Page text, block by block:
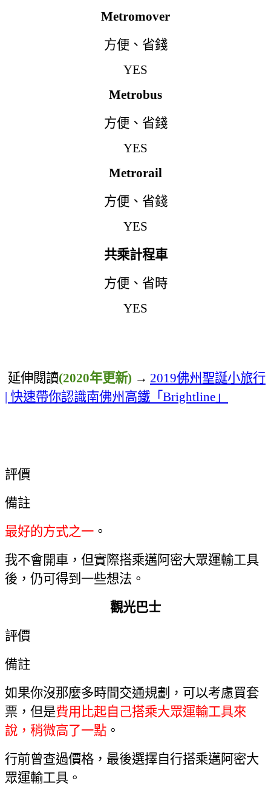
Metromover
方便 、 省錢
YES
Metrobus
方便 、 省錢
YES
Metrorail
方便 、 省錢
YES
共乘計程車
方便 、 省時
YES
延伸閱讀(2020年更新) → 2019佛州聖誕小旅行
| 快速帶你認識南佛州高鐵「 Brightline 」
評價
備註
最好的方式之一 。
我不會開車 ， 但實際搭乘邁阿密大眾運輸工具
後，仍可得到一些想法 。
觀光巴士
評價
備註
如果你沒那麼多時間交通規劃 ， 可以考慮買套
票 ， 但是費用比起自己搭乘大眾運輸工具來
說，稍微高了一點 。
行前曾查過價格，最後選擇自行搭乘邁阿密大
眾運輸工具。